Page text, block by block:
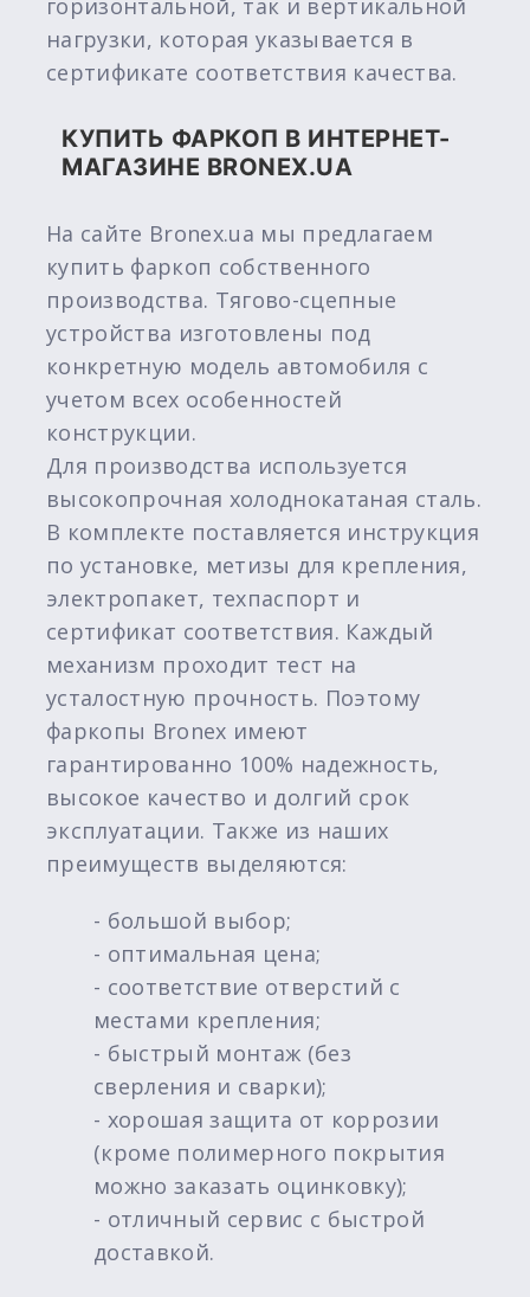
горизонтальной, так и вертикальной
нагрузки, которая указывается в
сертификате соответствия качества.
КУПИТЬ ФАРКОП В ИНТЕРНЕТ-
МАГАЗИНЕ BRONEX.UA
На сайте Bronex.ua мы предлагаем
купить фаркоп собственного
производства. Тягово-сцепные
устройства изготовлены под
конкретную модель автомобиля с
учетом всех особенностей
конструкции.
Для производства используется
высокопрочная холоднокатаная сталь.
В комплекте поставляется инструкция
по установке, метизы для крепления,
электропакет, техпаспорт и
сертификат соответствия. Каждый
механизм проходит тест на
усталостную прочность. Поэтому
фаркопы Bronex имеют
гарантированно 100% надежность,
высокое качество и долгий срок
эксплуатации. Также из наших
преимуществ выделяются:
- большой выбор;
- оптимальная цена;
- соответствие отверстий с
местами крепления;
- быстрый монтаж (без
сверления и сварки);
- хорошая защита от коррозии
(кроме полимерного покрытия
можно заказать оцинковку);
- отличный сервис с быстрой
доставкой.